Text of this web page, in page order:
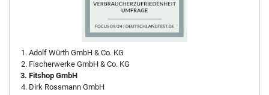
Adolf Würth GmbH & Co. KG
Fischerwerke GmbH & Co. KG
Fitshop GmbH
Dirk Rossmann GmbH